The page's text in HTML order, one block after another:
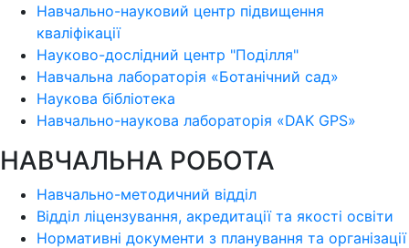
Навчально-науковий центр підвищення
кваліфікації
Науково-дослідний центр "Поділля"
Навчальна лабораторія «Ботанічний сад»
Наукова бібліотека
Навчально-наукова лабораторія «DAK GPS»
НАВЧАЛЬНА РОБОТА
Навчально-методичний відділ
Відділ ліцензування, акредитації та якості освіти
Нормативні документи з планування та організації